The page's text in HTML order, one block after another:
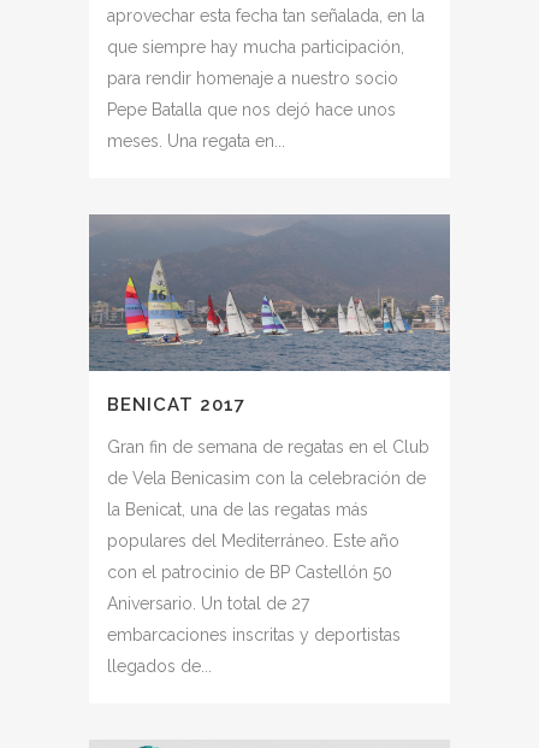
aprovechar esta fecha tan señalada, en la
que siempre hay mucha participación,
para rendir homenaje a nuestro socio
Pepe Batalla que nos dejó hace unos
meses. Una regata en...
BENICAT 2017
Gran fin de semana de regatas en el Club
de Vela Benicasim con la celebración de
la Benicat, una de las regatas más
populares del Mediterráneo. Este año
con el patrocinio de BP Castellón 50
Aniversario. Un total de 27
embarcaciones inscritas y deportistas
llegados de...